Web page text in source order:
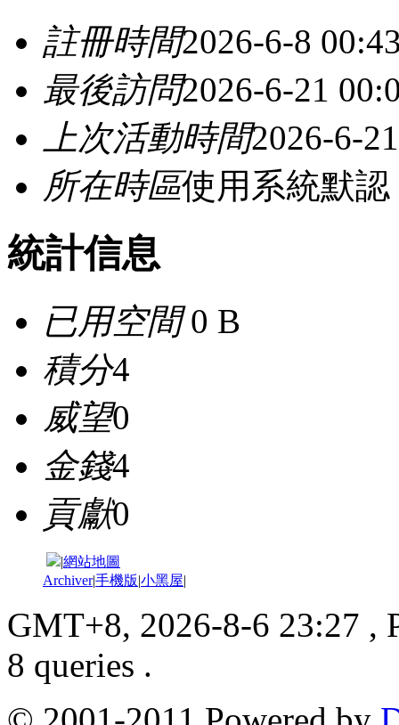
註冊時間2026-6-8
最後訪問2026-6-21
上次活動時間2026-6-
所在時區使用系統默認
統計信息
已用空間0 B
積分4
威望0
金錢4
貢獻0
|網站地圖
Archiver|手機版|小黑屋|
GMT+8, 2026-8-6 23:27 ,
8 queries .